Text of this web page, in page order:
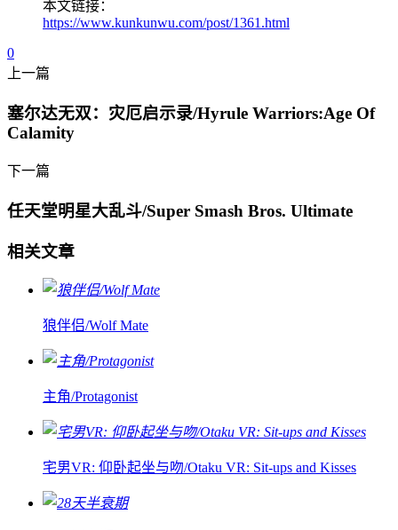
本文链接：
https://www.kunkunwu.com/post/1361.html
0
上一篇
塞尔达无双：灾厄启示录/Hyrule Warriors:Age Of
Calamity
下一篇
任天堂明星大乱斗/Super Smash Bros. Ultimate
相关文章
狼伴侣/Wolf Mate
主角/Protagonist
宅男VR: 仰卧起坐与吻/Otaku VR: Sit-ups and Kisses